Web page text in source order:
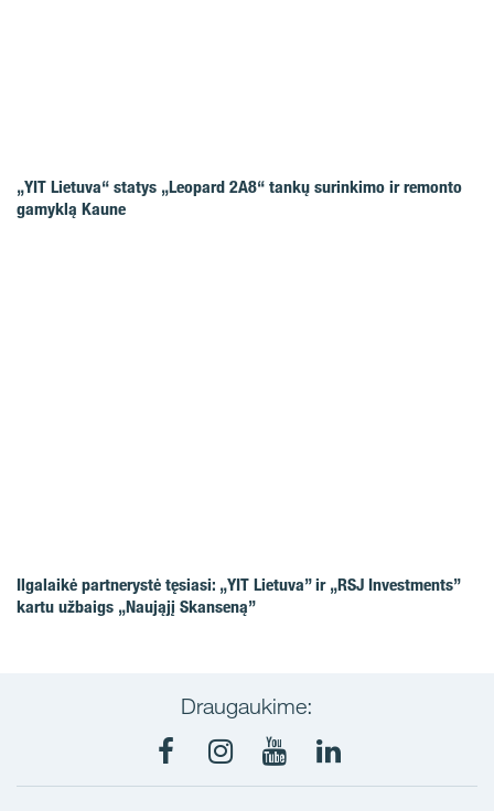
„YIT Lietuva“ statys „Leopard 2A8“ tankų surinkimo ir remonto
gamyklą Kaune
Ilgalaikė partnerystė tęsiasi: „YIT Lietuva” ir „RSJ Investments”
kartu užbaigs „Naująjį Skanseną”
Draugaukime:
FacebookInstagram
YoutubeLinkedIn